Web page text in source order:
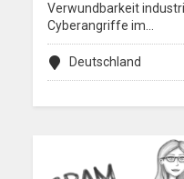
Verwundbarkeit
Cyberangriffe im…
Deutschland